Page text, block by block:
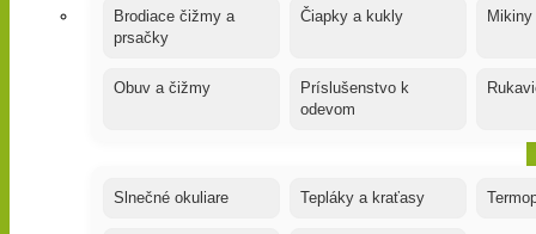
Brodiace čižmy a
prsačky
Čiapky a kukly Mikiny
Obuv a čižmy
Príslušenstvo k
odevom
Slnečné okuliare Tepláky a kraťasy